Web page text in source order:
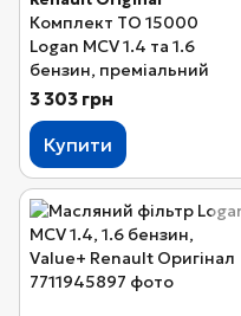
Комплект ТО 15000
Logan MCV 1.4 та 1.6
бензин, преміальний
3 303 грн
Купити